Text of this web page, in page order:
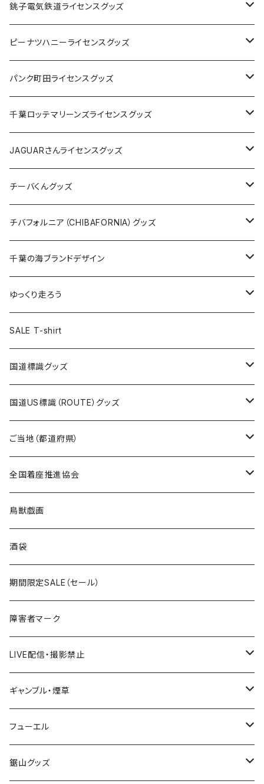
Tシャツ
キャップ
ステッカー
缶バッジ
ホテルキーホルダー
銚子電気鉄道ライセンスグッズ
ステッカー
缶バッジ
アクリルキーホルダー
ホテルキーホルダー
クリアファイル
Tシャツ
キャップ
トートバッグ
ランチバッグ
エコバッグ
ピーナツハニーライセンスグッズ
Tシャツ
キャップ
バッグ
ステッカー
缶バッジ
キーホルダー
クリアファイル
パンク町田ライセンスグッズ
Tシャツ
キャップ
バッグ
ステッカー
缶バッジ
キーホルダー
クリアファイル
千葉ロッテマリーンズライセンスグッズ
ステッカー
ステッカー
ステッカー大
缶バッジ
缶バッジ32mm
缶バッジ54mm
エコバッグ
JAGUARさんコラボグッズ
Tシャツ
ステッカー
サコッシュ
ホテルキーホルダー
モーテルキーホルダー
トートバッグ
JAGUARさんライセンスグッズ
Tシャツ
ステッカー
缶バッジ
クリアファイル
マスク
エコバッグ
千葉ロッテマリーンズコラボ
チーバくんグッズ
Tシャツ
キャップ
エコバッグ
ステッカー
モーテルキーホルダー
ホテルキーホルダー
トートバッグ
チバフォルニア（CHIBAFORNIA）グッズ
Tシャツ
キャップ
ステッカー
ホテルキーホルダー
千葉の海ブランドデザイン
Tシャツ
キャップ
ステッカー
ゆっくり走ろう
Tシャツ
ステッカー
ホテルキーホルダー
SALE T-shirt
国道標識グッズ
ステッカー
国道0～99号線
国道100～199号線
国道600～699号線
国道700～799号線
Tシャツ
キャップ
国道US標識（ROUTE）グッズ
ステッカー
ROUTE 0～99号線
ROUTE100～199号線
ROUTE600～699号線
ROUTE700～799号線
Tシャツ
ROUTE 0～99号線
ROUTE 100～199号線
ROUTE 600～699号線
ROUTE 700～799号線
キャップ
ROUTE 0～99号線
ROUTE 100～199号線
ROUTE 600～699号線
ROUTE 700～799号線
ご当地（都道府県）
北海道
青森県
岩手県
宮城県
秋田県
Tシャツ
ステッカー
山形県
福島県
茨城県
栃木県
全国着座推進協会
ステッカー
鳥獣戯画
酒袋
期間限定SALE（セール）
障害者マーク
LIVE配信・撮影禁止
LIVE配信禁止
撮影禁止
ギャンブル・煙草
ホテルキーホルダー
たばこ・禁煙ステッカー
フューエル
ステッカー
鋸山グッズ